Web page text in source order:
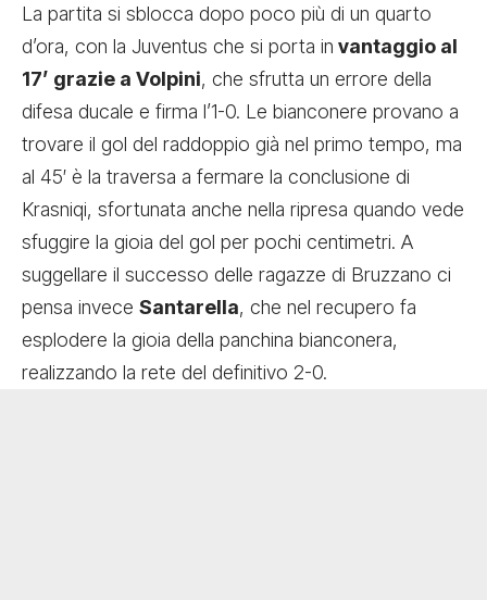
La partita si sblocca dopo poco più di un quarto
d’ora, con la Juventus che si porta in vantaggio al
17’ grazie a Volpini, che sfrutta un errore della
difesa ducale e firma l’1-0. Le bianconere provano a
trovare il gol del raddoppio già nel primo tempo, ma
al 45′ è la traversa a fermare la conclusione di
Krasniqi, sfortunata anche nella ripresa quando vede
sfuggire la gioia del gol per pochi centimetri. A
suggellare il successo delle ragazze di Bruzzano ci
pensa invece Santarella, che nel recupero fa
esplodere la gioia della panchina bianconera,
realizzando la rete del definitivo 2-0.